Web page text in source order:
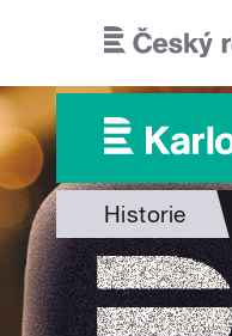
Historie